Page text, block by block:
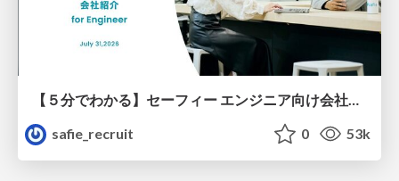
【５分でわかる】セーフィー エンジニア向け会社紹介
safie_recruit
0 53k